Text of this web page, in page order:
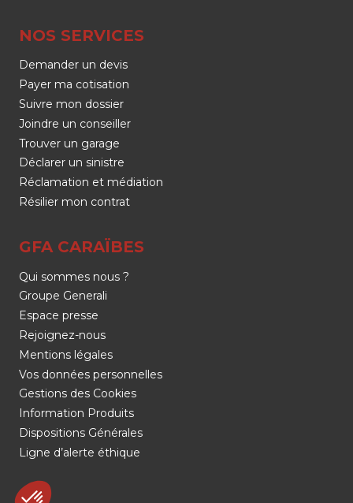
NOS SERVICES
Demander un devis
Payer ma cotisation
Suivre mon dossier
Joindre un conseiller
Trouver un garage
Déclarer un sinistre
Réclamation et médiation
Résilier mon contrat
GFA CARAÏBES
Qui sommes nous ?
Groupe Generali
Espace presse
Rejoignez-nous
Mentions légales
Vos données personnelles
Gestions des Cookies
Information Produits
Dispositions Générales
Ligne d’alerte éthique